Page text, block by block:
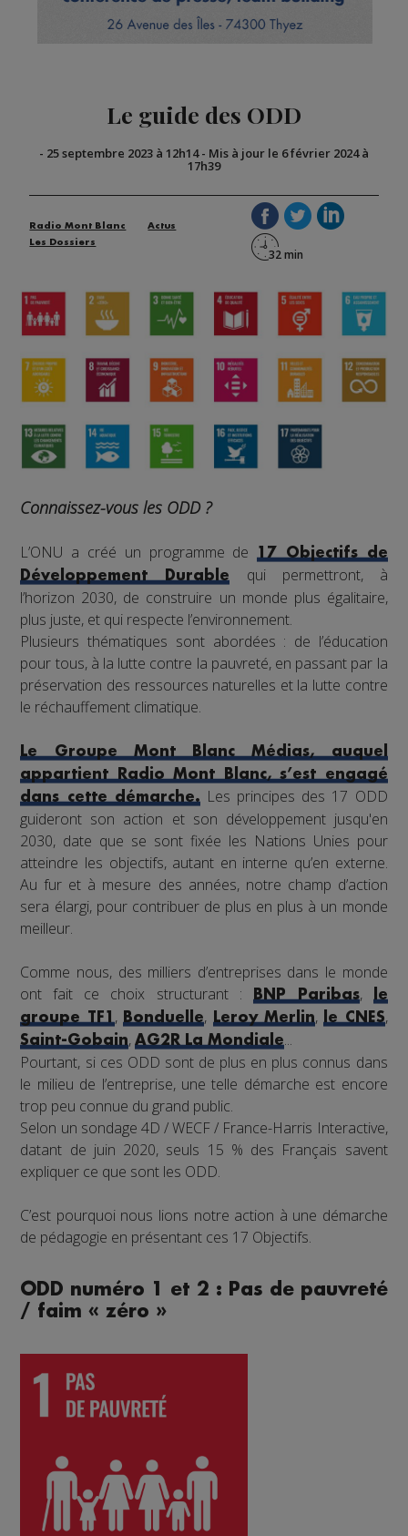
Le guide des ODD
- 25 septembre 2023 à 12h14- Mis à jour le 6 février 2024 à
17h39
Radio Mont Blanc
Actus
Les Dossiers
Connaissez-vous les ODD ?
L’ONU a créé un programme de17 Objectifs de
Développement Durable
qui permettront, à
l’horizon 2030, de construire un monde plus égalitaire,
plus juste, et qui respecte l’environnement.
Plusieurs thématiques sont abordées : de l’éducation
pour tous, à la lutte contre la pauvreté, en passant par la
préservation des ressources naturelles et la lutte contre
le réchauffement climatique.
Le Groupe Mont Blanc Médias, auquel
appartient Radio Mont Blanc, s’est engagé
dans cette démarche.Les principes des 17 ODD
guideront son action et son développement jusqu'en
2030, date que se sont fixée les Nations Unies pour
atteindre les objectifs, autant en interne qu’en externe.
Au fur et à mesure des années, notre champ d’action
sera élargi, pour contribuer de plus en plus à un monde
meilleur.
Comme nous, des milliers d’entreprises dans le monde
ont fait ce choix structurant :
BNP Paribas,
le
groupe TF1,Bonduelle, Leroy Merlin,le CNES,
Saint-Gobain,AG2R La Mondiale...
Pourtant, si ces ODD sont de plus en plus connus dans
le milieu de l’entreprise, une telle démarche est encore
trop peu connue du grand public.
Selon un sondage 4D / WECF / France-Harris Interactive,
datant de juin 2020, seuls 15 % des Français savent
expliquer ce que sont les ODD.
C’est pourquoi nous lions notre action à une démarche
de pédagogie en présentant ces 17 Objectifs.
ODD numéro 1 et 2 : Pas de pauvreté
/ faim « zéro »